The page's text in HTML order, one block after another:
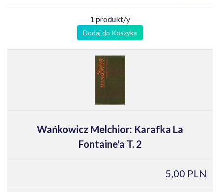
1 produkt/y
Dodaj do Koszyka
Wańkowicz Melchior: Karafka La
Fontaine'a T. 2
5,00 PLN